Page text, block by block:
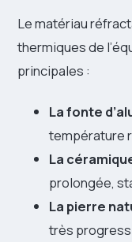
Le matériau
thermiques de
principales :
La fonte
température
La
prolongée,
La pierre
très